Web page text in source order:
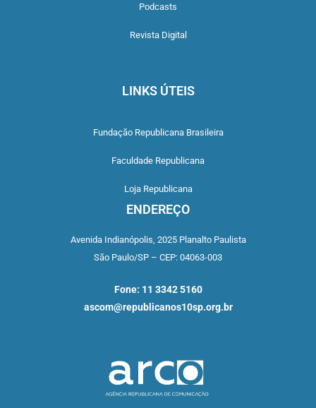
Podcasts
Revista Digital
LINKS ÚTEIS
Fundação Republicana Brasileira
Faculdade Republicana
Loja Republicana
ENDEREÇO
Avenida Indianópolis, 2025 Planalto Paulista
São Paulo/SP – CEP: 04063-003
Fone: 11 3342 5160
ascom@republicanos10sp.org.br